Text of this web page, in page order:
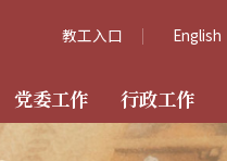
教工入口 English
党委工作 行政工作